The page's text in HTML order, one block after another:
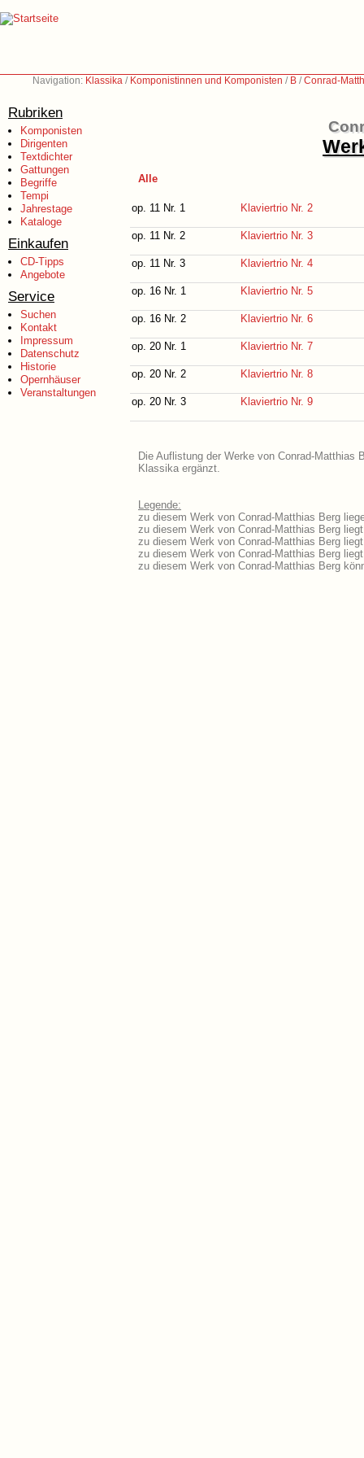
Navigation: Klassika / Komponistinnen und Komponisten / B /Conrad-
Rubriken
Komponisten
Dirigenten
Textdichter
Gattungen
Begriffe
Tempi
Jahrestage
Kataloge
Einkaufen
CD-Tipps
Angebote
Service
Suchen
Kontakt
Impressum
Datenschutz
Historie
Opernhäuser
Veranstaltungen
Alle
op. 11 Nr. 1 Klaviertrio Nr. 2
op. 11 Nr. 2 Klaviertrio Nr. 3
op. 11 Nr. 3 Klaviertrio Nr. 4
op. 16 Nr. 1 Klaviertrio Nr. 5
op. 16 Nr. 2 Klaviertrio Nr. 6
op. 20 Nr. 1 Klaviertrio Nr. 7
op. 20 Nr. 2 Klaviertrio Nr. 8
op. 20 Nr. 3 Klaviertrio Nr. 9
Die Auflistung der Werke von Conrad-
Klassika ergänzt.
Legende:
zu diesem Werk von Conrad-Matthias Berg
zu diesem Werk von Conrad-Matthias Berg
zu diesem Werk von Conrad-Matthias Berg
zu diesem Werk von Conrad-Matthias Berg
zu diesem Werk von Conrad-Matthias Berg